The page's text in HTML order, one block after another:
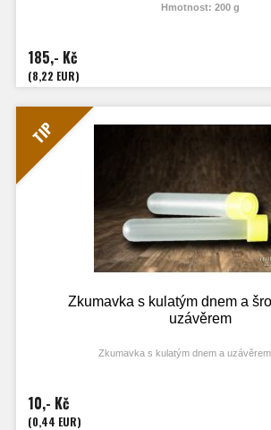
Hmotnost: 200 g
185,- Kč
(8,22 EUR)
TIP
Zkumavka s kulatým dnem a
uzávěrem
Zkumavka s kulatým dnem a
10,- Kč
(0,44 EUR)